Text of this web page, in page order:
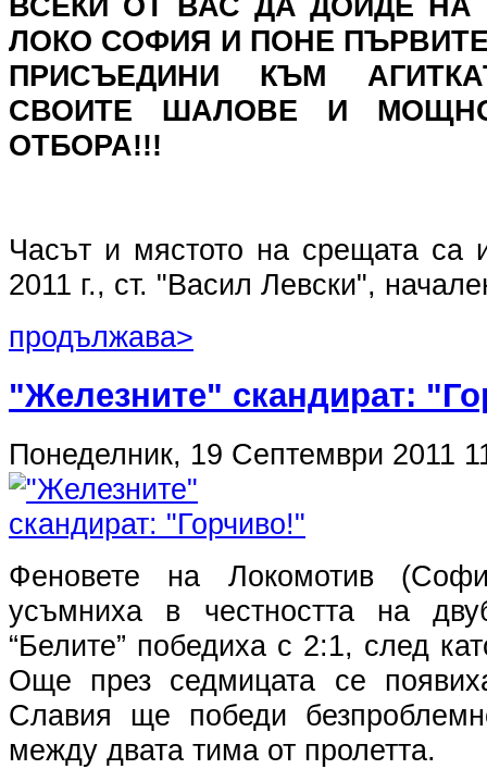
ЛОКО СОФИЯ И ПОНЕ
ПРИСЪЕДИНИ КЪМ
СВОИТЕ ШАЛОВЕ И
ОТБОРА!!!
Часът и мястото на срещата са
2011 г., ст. "Васил Левски",
продължава>
"Железните" скандират:
Понеделник, 19 Септември 2011
Феновете на Локомотив
усъмниха в честността на
“Белите” победиха с 2:1, след
Още през седмицата се
Славия ще победи
между двата тима от пролетта.